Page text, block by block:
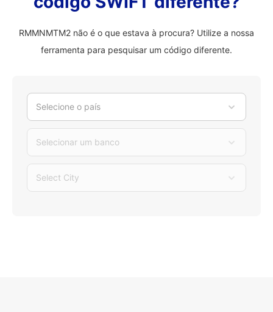
RMMNMTM2 não é o que estava à procura? Utilize a nossa
ferramenta para pesquisar um código diferente.
Selecione o país
Selecionar um banco
Select City